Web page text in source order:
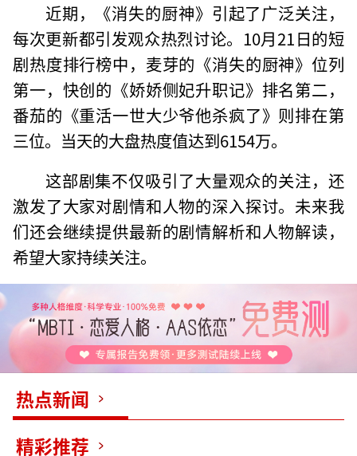
近期，《消失的厨神》引起了广泛关注，
每次更新都引发观众热烈讨论。10月21日的短
剧热度排行榜中，麦芽的《消失的厨神》位列
第一，快创的《娇娇侧妃升职记》排名第二，
番茄的《重活一世大少爷他杀疯了》则排在第
三位。当天的大盘热度值达到6154万。
这部剧集不仅吸引了大量观众的关注，还
激发了大家对剧情和人物的深入探讨。未来我
们还会继续提供最新的剧情解析和人物解读，
希望大家持续关注。
热点新闻
精彩推荐